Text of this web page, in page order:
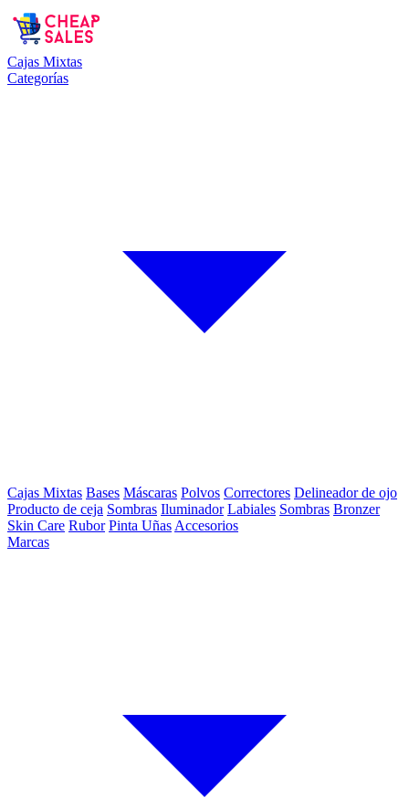
Cajas Mixtas
Categorías
Cajas Mixtas Bases Máscaras Polvos Correctores Delineador de ojo
Producto de ceja Sombras Iluminador Labiales Sombras Bronzer
Skin Care Rubor Pinta Uñas Accesorios
Marcas